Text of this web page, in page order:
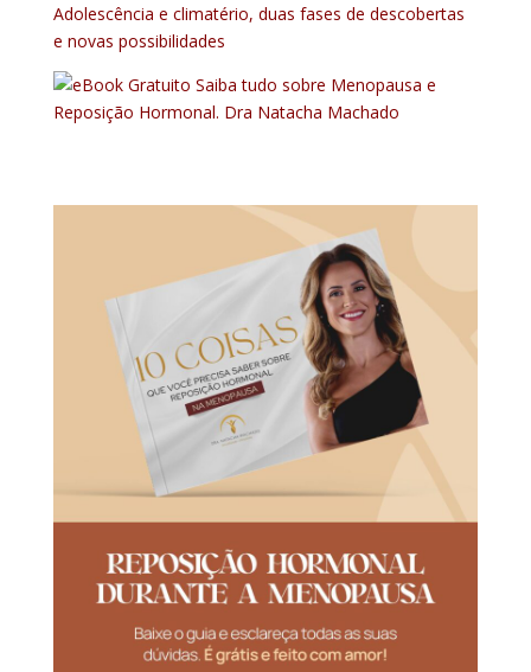
Adolescência e climatério, duas fases de descobertas
e novas possibilidades